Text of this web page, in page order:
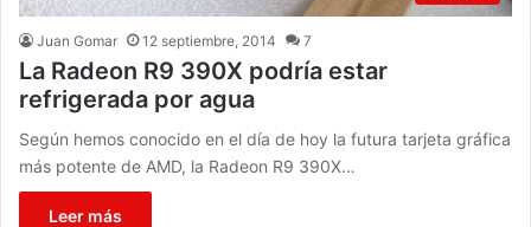
Juan Gomar 12 septiembre, 2014 7
La Radeon R9 390X podría estar
refrigerada por agua
Según hemos conocido en el día de hoy la futura tarjeta gráfica
más potente de AMD, la Radeon R9 390X…
Leer más